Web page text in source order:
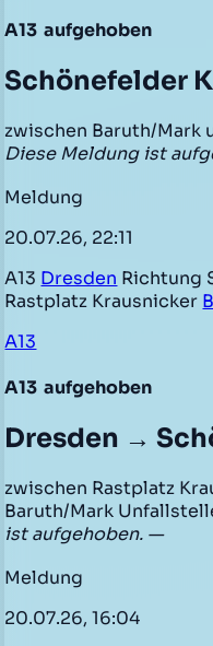
A13 aufgehoben
Schönefelder
zwischen Baruth/Mark
Diese Meldung ist
Meldung
20.07.26, 22:11
A13 Dresden Richtung
Rastplatz Krausnicker
A13
A13 aufgehoben
Dresden →
zwischen Rastplatz
Baruth/Mark
ist aufgehoben. —
Meldung
20.07.26, 16:04